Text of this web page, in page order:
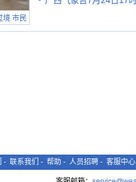
境 市民
- 联系我们 - 帮助 - 人员招聘 - 客服中心